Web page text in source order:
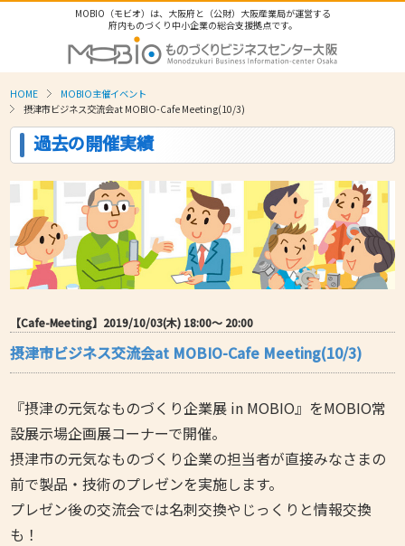
MOBIO（モビオ）は、大阪府と（公財）大阪産業局が運営する
府内ものづくり中小企業の総合支援拠点です。
HOME
MOBIO主催イベント
摂津市ビジネス交流会at MOBIO-Cafe Meeting(10/3)
過去の開催実績
【Cafe-Meeting】2019/10/03(木) 18:00〜 20:00
摂津市ビジネス交流会at MOBIO-Cafe Meeting(10/3)
『摂津の元気なものづくり企業展 in MOBIO』をMOBIO常
設展示場企画展コーナーで開催。
摂津市の元気なものづくり企業の担当者が直接みなさまの
前で製品・技術のプレゼンを実施します。
プレゼン後の交流会では名刺交換やじっくりと情報交換
も！